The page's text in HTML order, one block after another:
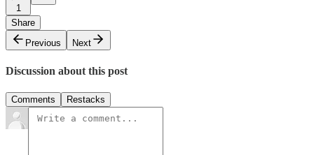
1
Share
Previous
Next
Discussion about this post
Comments Restacks